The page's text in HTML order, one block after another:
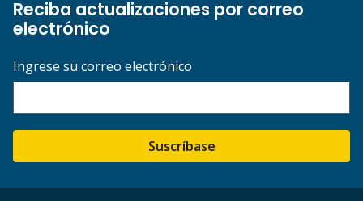
Reciba actualizaciones por correo
electrónico
Ingrese su correo electrónico
Suscríbase